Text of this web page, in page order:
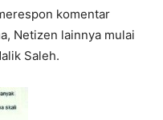
komentar
Netizen lainnya mulai
Saleh.